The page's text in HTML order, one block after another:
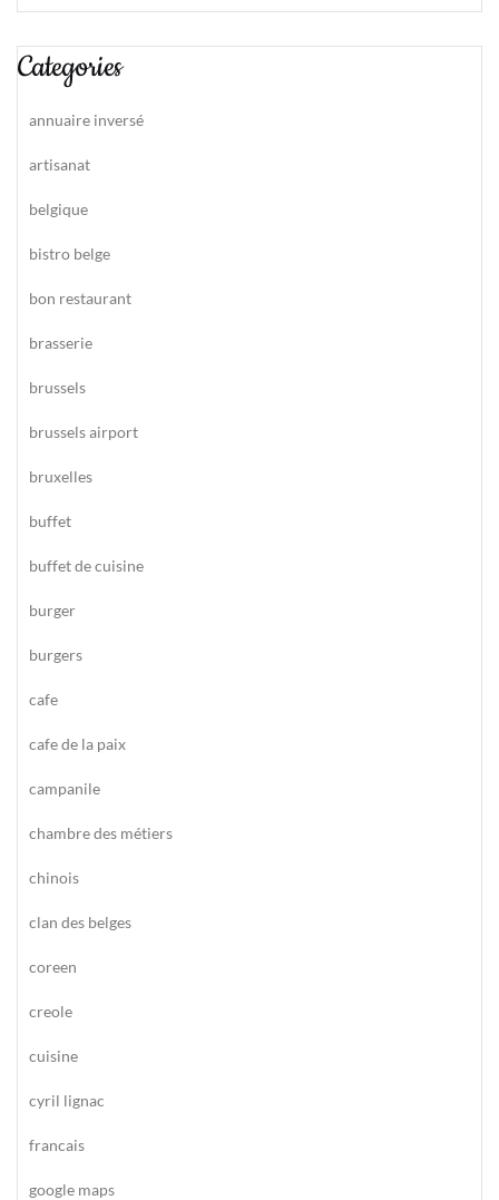
Categories
annuaire inversé
artisanat
belgique
bistro belge
bon restaurant
brasserie
brussels
brussels airport
bruxelles
buffet
buffet de cuisine
burger
burgers
cafe
cafe de la paix
campanile
chambre des métiers
chinois
clan des belges
coreen
creole
cuisine
cyril lignac
francais
google maps